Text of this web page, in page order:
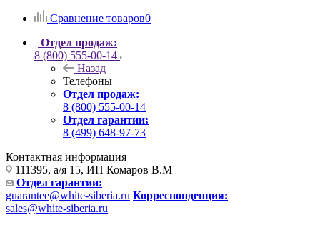
Сравнение товаров0
Отдел продаж:
8 (800) 555-00-14
Назад
Телефоны
Отдел продаж:
8 (800) 555-00-14
Отдел гарантии:
8 (499) 648-97-73
Контактная информация
111395, а/я 15, ИП Комаров В.М
Отдел гарантии:
guarantee@white-siberia.ru Корреспонденция:
sales@white-siberia.ru